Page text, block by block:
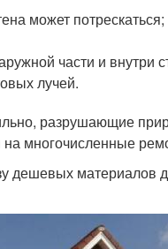
может потрескаться;
части и внутри
лучей.
разрушающие
на многочисленные
дешевых материалов